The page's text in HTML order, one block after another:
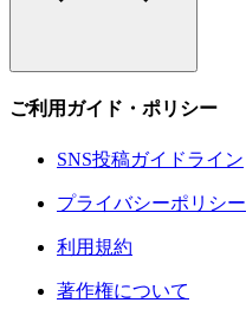
ご利用ガイド・ポリシー
SNS投稿ガイドライン
プライバシーポリシー
利用規約
著作権について